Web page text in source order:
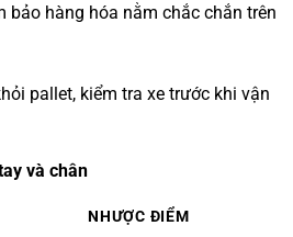
bảo hàng hóa nằm chắc chắn trên
pallet, kiểm tra xe trước khi vận
và chân
NHƯỢC ĐIỂM